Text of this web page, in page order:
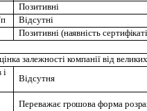
Позитивні
Відсутні
Позитивні (наявність
залежності компанії від
Відсутня
Переважає грошова форма